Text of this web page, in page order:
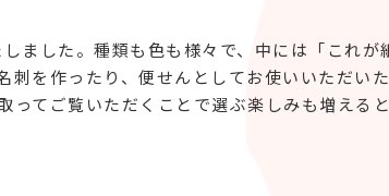
ました。種類も色も様々で、中には「これが
を作ったり、便せんとしてお使いいただい
てご覧いただくことで選ぶ楽しみも増えると